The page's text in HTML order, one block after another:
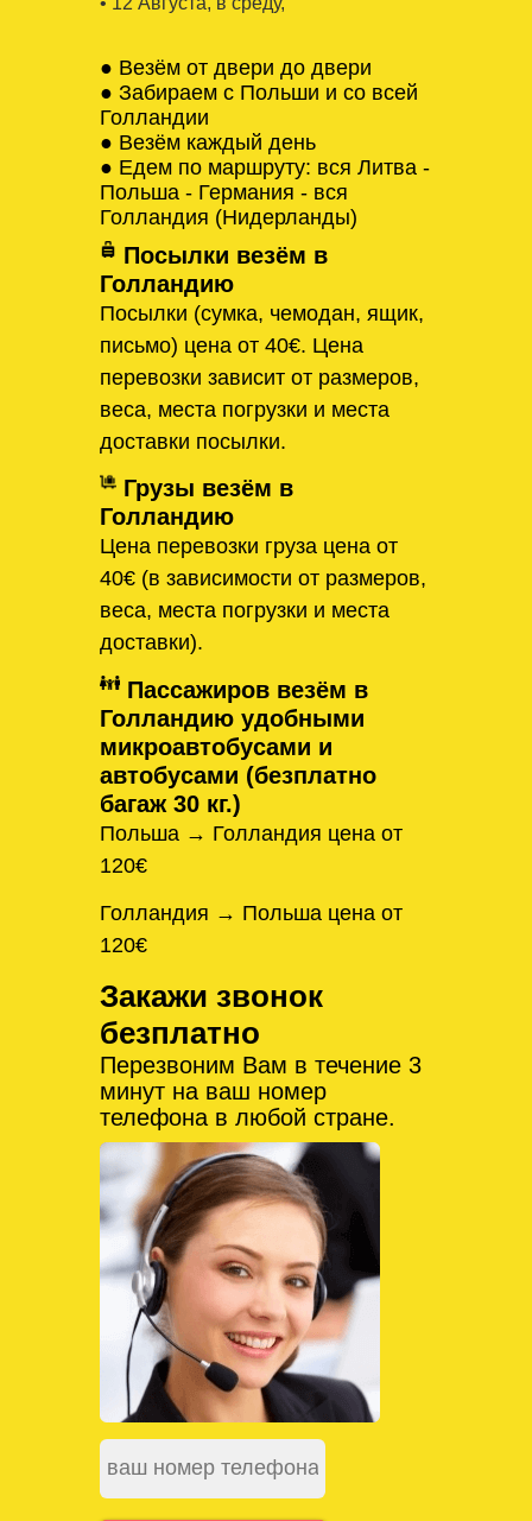
● Везём от двери до двери
● Забираем с Польши и со всей
Голландии
● Везём каждый день
● Едем по маршруту: вся Литва -
Польша - Германия - вся
Голландия (Нидерланды)
Посылки везём в
Голландию
Посылки (сумка, чемодан, ящик,
письмо) цена от 40€. Цена
перевозки зависит от размеров,
веса, места погрузки и места
доставки посылки.
Грузы везём в
Голландию
Цена перевозки груза цена от
40€ (в зависимости от размеров,
веса, места погрузки и места
доставки).
Пассажиров везём в
Голландию удобными
микроавтобусами и
автобусами (безплатно
багаж 30 кг.)
Польша → Голландия цена от
120€
Голландия → Польша цена от
120€
Закажи звонок
безплатно
Перезвоним Вам в течение 3
минут на ваш номер
телефона в любой стране.